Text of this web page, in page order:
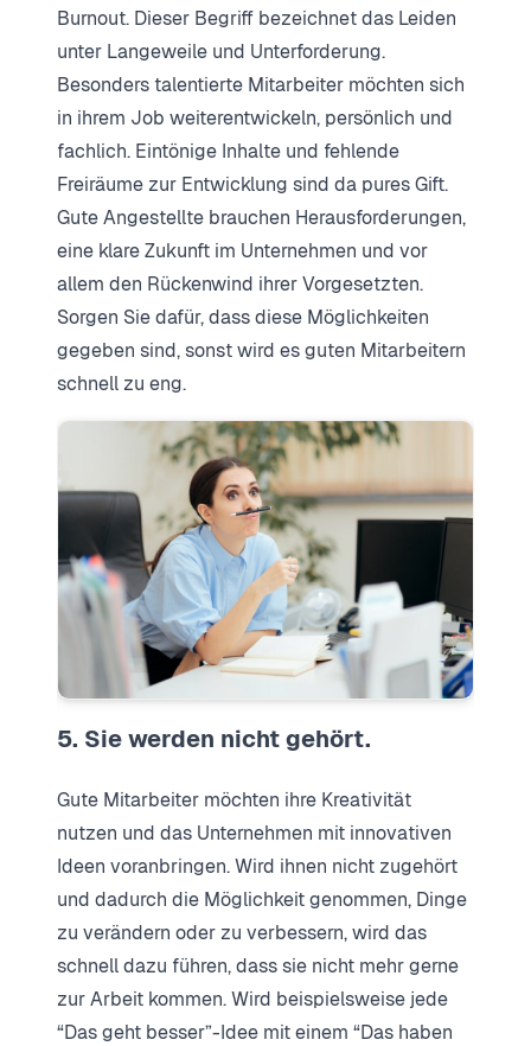
Burnout. Dieser Begriff bezeichnet das Leiden
unter Langeweile und Unterforderung.
Besonders talentierte Mitarbeiter möchten sich
in ihrem Job weiterentwickeln, persönlich und
fachlich. Eintönige Inhalte und fehlende
Freiräume zur Entwicklung sind da pures Gift.
Gute Angestellte brauchen Herausforderungen,
eine klare Zukunft im Unternehmen und vor
allem den Rückenwind ihrer Vorgesetzten.
Sorgen Sie dafür, dass diese Möglichkeiten
gegeben sind, sonst wird es guten Mitarbeitern
schnell zu eng.
5. Sie werden nicht gehört.
Gute Mitarbeiter möchten ihre Kreativität
nutzen und das Unternehmen mit innovativen
Ideen voranbringen. Wird ihnen nicht zugehört
und dadurch die Möglichkeit genommen, Dinge
zu verändern oder zu verbessern, wird das
schnell dazu führen, dass sie nicht mehr gerne
zur Arbeit kommen. Wird beispielsweise jede
“Das geht besser”-Idee mit einem “Das haben